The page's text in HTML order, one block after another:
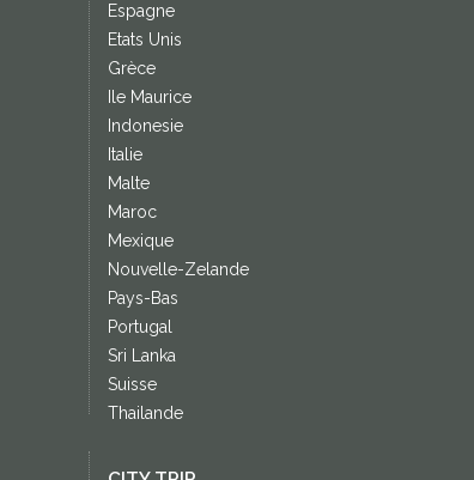
Espagne
Etats Unis
Grèce
Ile Maurice
Indonesie
Italie
Malte
Maroc
Mexique
Nouvelle-Zelande
Pays-Bas
Portugal
Sri Lanka
Suisse
Thailande